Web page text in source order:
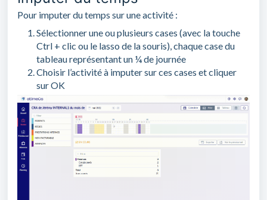
Pour imputer du temps sur une activité :
Sélectionner une ou plusieurs cases (avec la touche
Ctrl + clic ou le lasso de la souris), chaque case du
tableau représentant un ¼ de journée
Choisir l’activité à imputer sur ces cases et cliquer
sur OK